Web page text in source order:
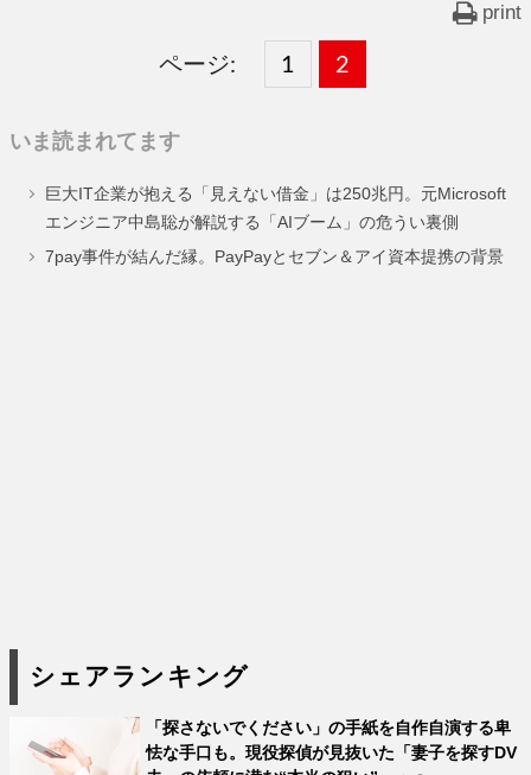
print
ページ:
固
ー
ジ
1 ,
固
ー
ジ
2
いま読まれてます
巨大IT企業が抱える「見えない借金」は250兆円。元Microsoft
エンジニア中島聡が解説する「AIブーム」の危うい裏側
7pay事件が結んだ縁。PayPayとセブン＆アイ資本提携の背景
シェアランキング
「探さないでください」の手紙を自作自演する卑
怯な手口も。現役探偵が見抜いた「妻子を探すDV